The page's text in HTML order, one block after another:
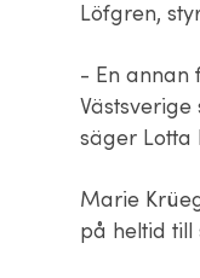
Löfgren,
- En annan
säger Lotta
Marie
på heltid till